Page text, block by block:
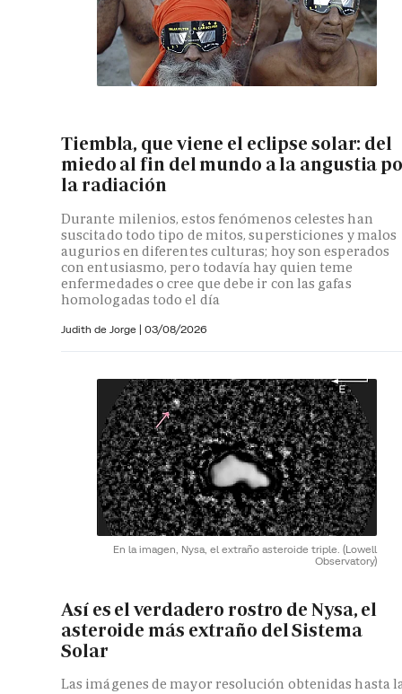
Tiembla, que viene el eclipse solar: del
miedo al fin del mundo a la angustia
la radiación
Durante milenios, estos fenómenos celestes han
suscitado todo tipo de mitos, supersticiones y malos
augurios en diferentes culturas; hoy son esperados
con entusiasmo, pero todavía hay quien teme
enfermedades o cree que debe ir con las gafas
homologadas todo el día
Judith de Jorge | 03/08/2026
En la imagen, Nysa, el extraño asteroide triple. (Lowell
Observatory)
Así es el verdadero rostro de Nysa, el
asteroide más extraño del Sistema
Solar
Las imágenes de mayor resolución obtenidas hasta